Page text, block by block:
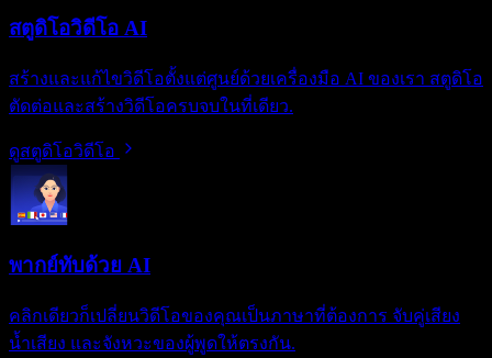
สตูดิโอวิดีโอ AI
สร้างและแก้ไขวิดีโอตั้งแต่ศูนย์ด้วยเครื่องมือ AI ของเรา สตูดิโอ
ตัดต่อและสร้างวิดีโอครบจบในที่เดียว.
ดูสตูดิโอวิดีโอ
พากย์ทับด้วย AI
คลิกเดียวก็เปลี่ยนวิดีโอของคุณเป็นภาษาที่ต้องการ จับคู่เสียง
น้ำเสียง และจังหวะของผู้พูดให้ตรงกัน.